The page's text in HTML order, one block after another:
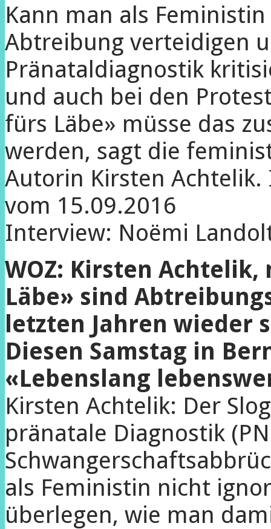
Kann man als
Abtreibung verteidigen
Pränataldiagnostik
und auch bei den
fürs Läbe» müsse das
werden, sagt die
Autorin Kirsten Achtelik.
vom 15.09.2016
Interview: Noëmi
WOZ: Kirsten
Läbe» sind
letzten Jahren wieder
Diesen Samstag in
«Lebenslang
Kirsten Achtelik: Der
pränatale Diagnostik
als Feministin nicht
überlegen, wie man